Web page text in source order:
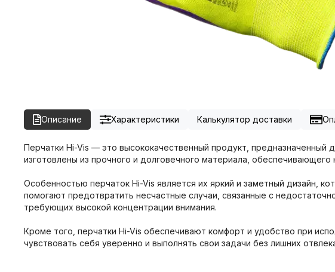
Описание Характеристики Калькулятор доставки
Перчатки Hi-Vis — это высококачественный продукт,
изготовлены из прочного и долговечного материала,
Особенностью перчаток Hi-Vis является их яркий и заметный дизайн,
помогают предотвратить несчастные случаи, связанные с
требующих высокой концентрации внимания.
Кроме того, перчатки Hi-Vis обеспечивают комфорт и удобство при
чувствовать себя уверенно и выполнять свои задачи без лишних